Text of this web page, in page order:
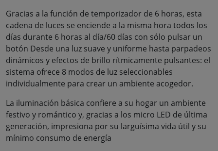
Gracias a la función de temporizador de 6 horas, esta
cadena de luces se enciende a la misma hora todos los
días durante 6 horas al día/60 días con sólo pulsar un
botón Desde una luz suave y uniforme hasta parpadeos
dinámicos y efectos de brillo rítmicamente pulsantes: el
sistema ofrece 8 modos de luz seleccionables
individualmente para crear un ambiente acogedor.
La iluminación básica confiere a su hogar un ambiente
festivo y romántico y, gracias a los micro LED de última
generación, impresiona por su larguísima vida útil y su
mínimo consumo de energía